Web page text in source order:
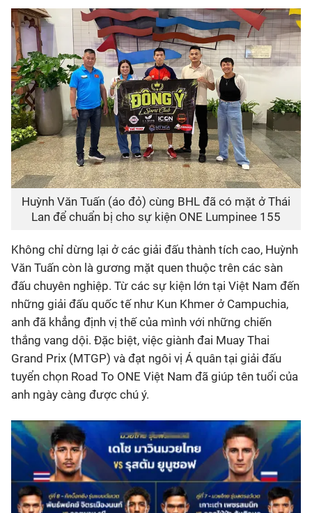
Huỳnh Văn Tuấn (áo đỏ) cùng BHL đã có mặt ở Thái
Lan để chuẩn bị cho sự kiện ONE Lumpinee 155
Không chỉ dừng lại ở các giải đấu thành tích cao, Huỳnh
Văn Tuấn còn là gương mặt quen thuộc trên các sàn
đấu chuyên nghiệp. Từ các sự kiện lớn tại Việt Nam đến
những giải đấu quốc tế như Kun Khmer ở Campuchia,
anh đã khẳng định vị thế của mình với những chiến
thắng vang dội. Đặc biệt, việc giành đai Muay Thai
Grand Prix (MTGP) và đạt ngôi vị Á quân tại giải đấu
tuyển chọn Road To ONE Việt Nam đã giúp tên tuổi của
anh ngày càng được chú ý.